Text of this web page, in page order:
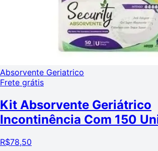
Absorvente Geriatrico
Frete grátis
Kit Absorvente Geriátrico
Incontinência Com 150
R$78,50